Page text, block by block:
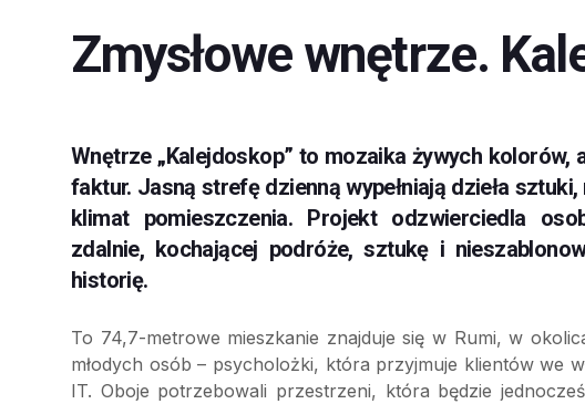
Zmysłowe wnętrze.
Wnętrze „Kalejdoskop” to mozaika żywych
faktur. Jasną strefę dzienną wypełniają dzieła
klimat pomieszczenia. Projekt odzwierciedla
zdalnie, kochającej podróże, sztukę i
historię.
To 74,7-metrowe mieszkanie znajduje się w Rumi, w
młodych osób – psycholożki, która przyjmuje klientów we
IT. Oboje potrzebowali przestrzeni, która będzie